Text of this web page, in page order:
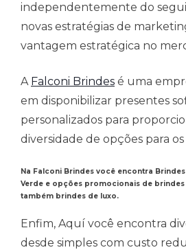
independentemente do
novas estratégias de
vantagem estratégica no
A Falconi Brindes é uma
em disponibilizar presentes
personalizados para
diversidade de opções para
Na Falconi Brindes você encontra
Verde e opções promocionais de
também brindes de luxo.
Enfim, Aquí você encontra
desde simples com custo